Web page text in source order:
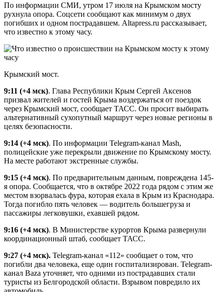
По информации СМИ, утром 17 июля на Крымском мосту
рухнула опора. Соцсети сообщают как минимум о двух
погибших и одном пострадавшем. Altapress.ru рассказывает,
что известно к этому часу.
Крымский мост.
9:11 (+4 мск). Глава Республики Крым Сергей Аксенов
призвал жителей и гостей Крыма воздержаться от поездок
через Крымский мост, сообщает ТАСС. Он просит выбирать
альтернативный сухопутный маршрут через новые регионы в
целях безопасности.
9:14 (+4 мск). По информации Telegram-канал Mash,
полицейские уже перекрыли движение по Крымскому мосту.
На месте работают экстренные службы.
9:15 (+4 мск). По предварительным данным, повреждена 145-
я опора. Сообщается, что в октябре 2022 года рядом с этим же
местом взорвалась фура, которая ехала в Крым из Краснодара.
Тогда погибло пять человек — водитель большегруза и
пассажиры легковушки, ехавшей рядом.
9:16 (+4 мск). В Министерстве курортов Крыма развернули
координационный штаб, сообщает ТАСС.
9:27 (+4 мск). Telegram-канал «112» сообщает о том, что
погибли два человека, еще один госпитализирован. Telegram-
канал Baza уточняет, что одними из пострадавших стали
туристы из Белгородской области. Взрывом повредило их